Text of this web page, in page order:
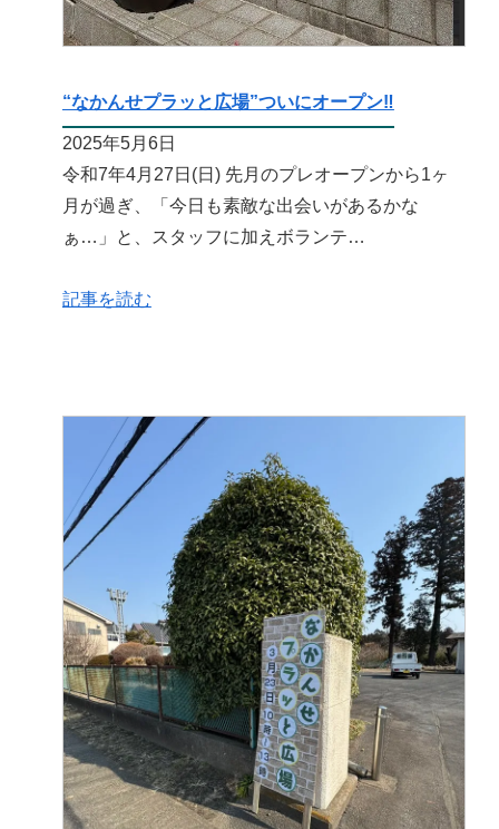
“なかんせプラッと広場”ついにオープン‼️
2025年5月6日
令和7年4月27日(日) 先月のプレオープンから1ヶ
月が過ぎ、「今日も素敵な出会いがあるかな
ぁ…」と、スタッフに加えボランテ…
記事を読む